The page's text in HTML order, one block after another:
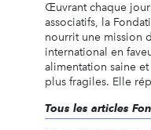
Œuvrant chaque jour
associatifs, la
nourrit une mission
international en
alimentation saine
plus fragiles. Elle
Tous les articles